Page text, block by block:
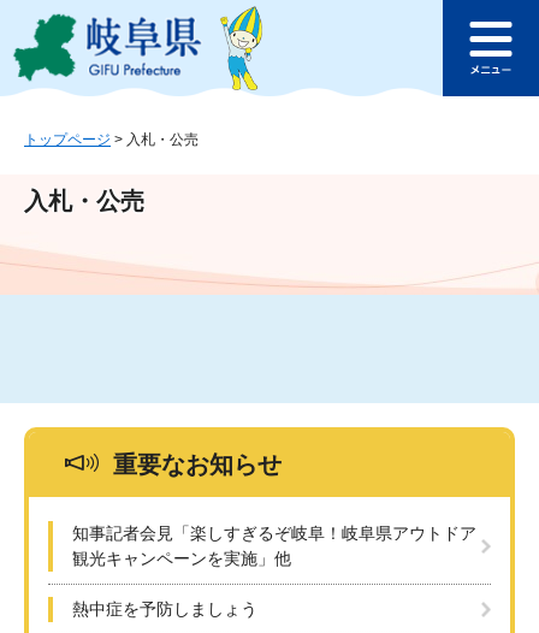
ジ
ュ
文
このページの本文へ
ュ
トップページ > 入札・公売
入札・公売
重要なお知らせ
知事記者会見「楽しすぎるぞ岐阜！岐阜県アウトドア
観光キャンペーンを実施」他
熱中症を予防しましょう